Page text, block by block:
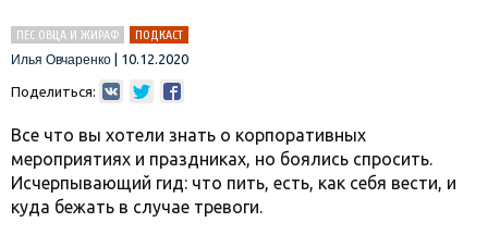
ПЕС ОВЦА И ЖИРАФ
ПОДКАСТ
Илья Овчаренко
10.12.2020
Поделиться:
Все что вы хотели знать о корпоративных
мероприятиях и праздниках, но боялись спросить.
Исчерпывающий гид: что пить, есть, как себя вести, и
куда бежать в случае тревоги.